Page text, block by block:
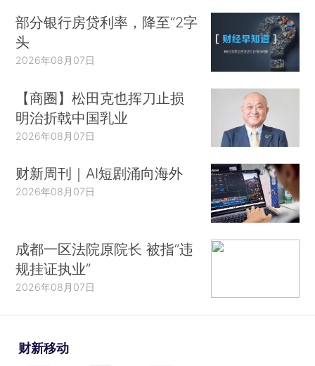
部分银行房贷利率，降至“2字
头
2026年08月07日
【商圈】松田克也挥刀止损
明治折戟中国乳业
2026年08月07日
财新周刊｜AI短剧涌向海外
2026年08月07日
成都一区法院原院长 被指“违
规挂证执业”
2026年08月07日
财新移动